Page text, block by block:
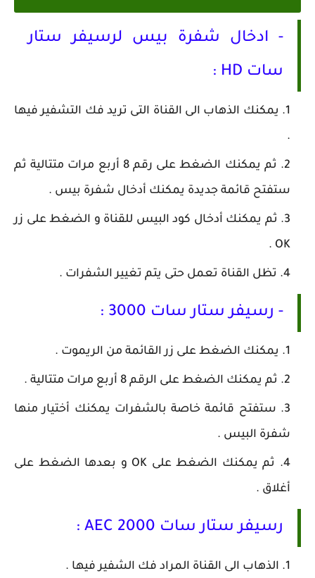
- ادخال شفرة بيس لرسيفر ستار
سات HD :
يمكنك الذهاب الى القناة التى تريد فك التشفير فيها
.
ثم يمكنك الضغط على رقم 8 أربع مرات متتالية ثم
ستفتح قائمة جديدة يمكنك أدخال شفرة بيس .
ثم يمكنك أدخال كود البيس للقناة و الضغط على زر
OK .
تظل القناة تعمل حتى يتم تغيير الشفرات .
- رسيفر ستار سات 3000 :
يمكنك الضغط على زر القائمة من الريموت .
ثم يمكنك الضغط على الرقم 8 أربع مرات متتالية .
ستفتح قائمة خاصة بالشفرات يمكنك أختيار منها
شفرة البيس .
ثم يمكنك الضغط على OK و بعدها الضغط على
أغلاق .
رسيفر ستار سات 2000 AEC :
الذهاب الى القناة المراد فك الشفير فيها .